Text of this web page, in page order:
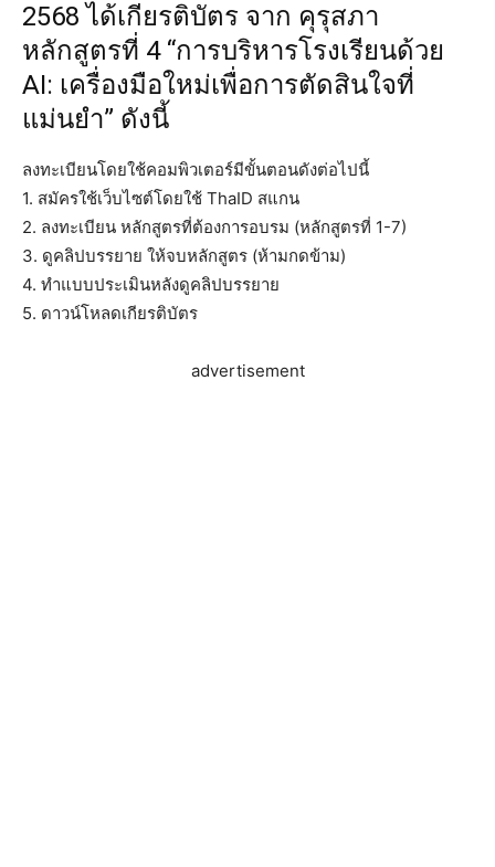
2568 ได้เกียรติบัตร จาก คุรุสภา
หลักสูตรที่ 4 “การบริหารโรงเรียนด้วย
AI: เครื่องมือใหม่เพื่อการตัดสินใจที่
แม่นยำ” ดังนี้
ลงทะเบียนโดยใช้คอมพิวเตอร์มีขั้นตอนดังต่อไปนี้
1. สมัครใช้เว็บไซต์โดยใช้ ThaID สแกน
2. ลงทะเบียน หลักสูตรที่ต้องการอบรม (หลักสูตรที่ 1-7)
3. ดูคลิปบรรยาย ให้จบหลักสูตร (ห้ามกดข้าม)
4. ทำแบบประเมินหลังดูคลิปบรรยาย
5. ดาวน์โหลดเกียรติบัตร
advertisement